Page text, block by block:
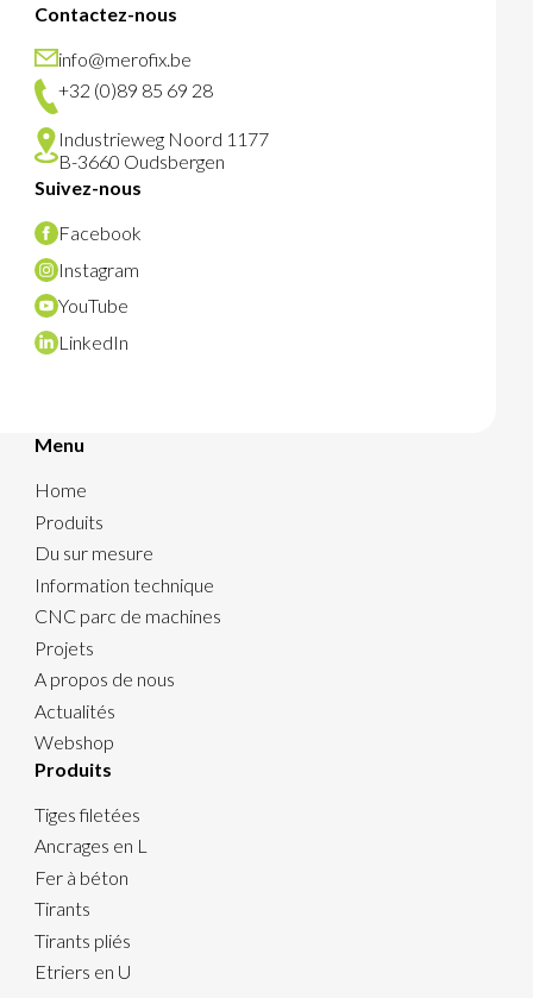
Contactez-nous
info@merofix.be
+32 (0)89 85 69 28
Industrieweg Noord 1177
B-3660 Oudsbergen
Suivez-nous
Facebook
Instagram
YouTube
LinkedIn
Menu
Home
Produits
Du sur mesure
Information technique
CNC parc de machines
Projets
A propos de nous
Actualités
Webshop
Produits
Tiges filetées
Ancrages en L
Fer à béton
Tirants
Tirants pliés
Etriers en U